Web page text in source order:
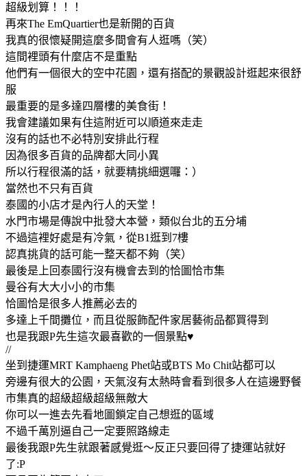
超級划算！！！
再來The EmQuartier也是新開的百貨
我真的很懷疑開這麼多間會有人逛嗎（笑）
這間裡頭有什麼店不是重點
他們有一個很大的空中花園，還有搭配的景觀設計逛起來很舒
服
最重要的是多達四層樓的美食街！
我會建議如果有住這附近可以順道來走走
沒有的話也不必特別安排此行程
因為很多百貨的品牌都大同小異
所以行程很滿的話，就要精挑細選囉：）
當然也不只有百貨
泰國的小店才是內行人的天堂！
水門市場是傳說中批發大本營，類似台北的五分埔
不過這裡好處是有冷氣，從B1逛到7樓
認真挑貨的話可能一整天都不夠（笑）
最後是上回泰國行沒有機會去到的恰圖恰市集
曼谷有大大小小的市集
恰圖恰是很多人推薦必去的
多達上千間攤位，而且從服飾配件家居藝術品都買得到
也是我跟P先生這次最喜歡的一個景點♥
//
坐到捷運MRT Kamphaeng Phet站或BTS Mo Chit站都可以
旁邊有很大的公園，天氣沒有太熱時會看到很多人在這邊野餐
市集真的超級超級超級無敵大
你可以一進去先看地圖鎖定自己想逛的區域
不過千萬別逼自己一定要照路線走
最後我跟P先生就跟著感覺逛～反正只要回得了捷運站就好
了:P